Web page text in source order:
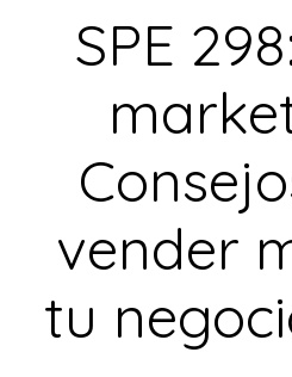
SPE
vender
tu